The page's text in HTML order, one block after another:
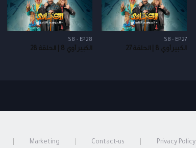
S8 - EP27
الكبير أوي 8 | الحلقة 27
S8 - EP28
الكبير أوي 8 | الحلقة 28
Privacy Policy
Contact-us
Marketing